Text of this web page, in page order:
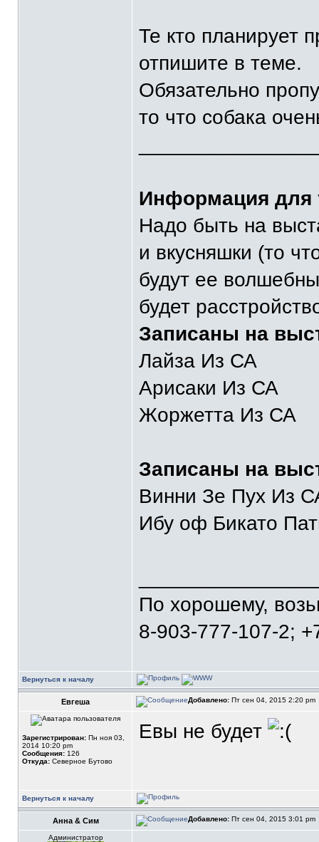
Те кто планирует
отпишите в теме.
Обязательно
то что собака
Информация для
Надо быть на
и вкусняшки (то
будут ее
будет
Записаны на
Лайза Из СА
Арисаки Из СА
Жоржетта Из СА
Записаны на
Винни Зе Пух Из
Ибу оф Бикато
По хорошему,
8-903-777-107-2;
Вернуться к началу
Евгеша Добавлено: Пт сен 04, 2015 2:20 pm
Зарегистрирован: Пн ноя 03,
2014 10:20 pm
Сообщения: 126
Откуда: Северное Бутово
Евы не будет
Вернуться к началу
Анна & Сим Добавлено: Пт сен 04, 2015 3:01 pm
Администратор